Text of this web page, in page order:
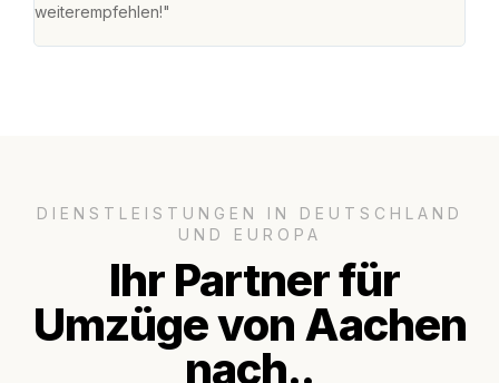
weiterempfehlen!"
DIENSTLEISTUNGEN IN DEUTSCHLAND
UND EUROPA
Ihr Partner für
Umzüge von Aachen
nach..